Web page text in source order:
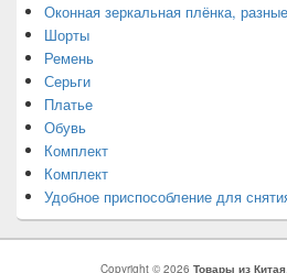
Оконная зеркальная плёнка,
Шорты
Ремень
Серьги
Платье
Обувь
Комплект
Комплект
Удобное приспособление для
Copyright © 2026 Товары из Китая